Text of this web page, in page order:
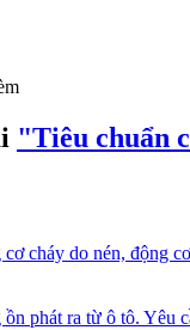
"Tiêu chuẩn
cháy do nén, động
phát ra từ ô tô. Yêu